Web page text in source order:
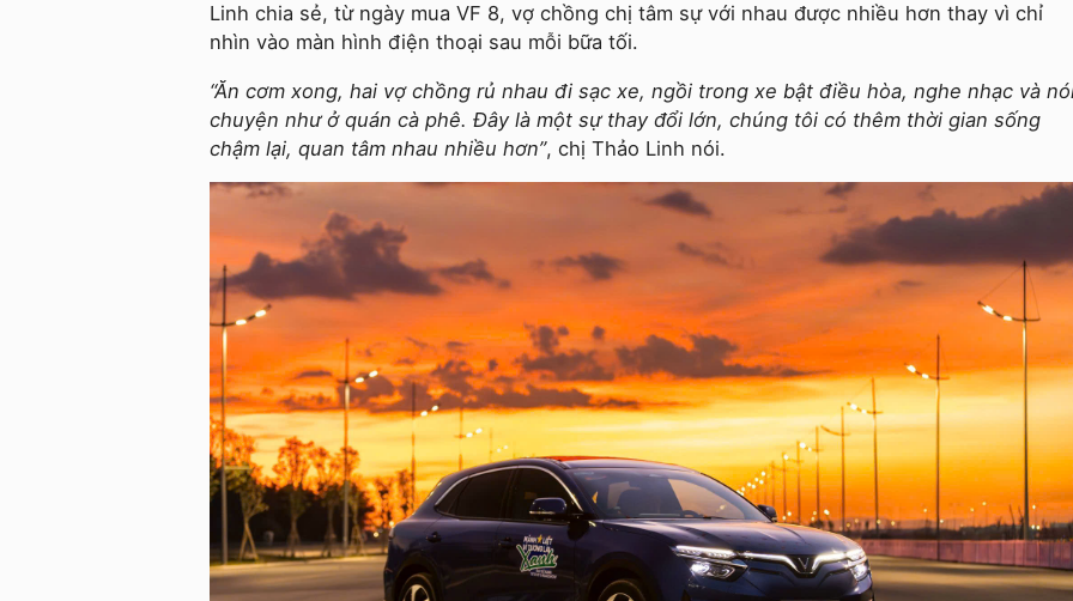
Linh chia sẻ, từ ngày mua VF 8, vợ chồng chị tâm sự với nhau được nhiều hơn thay vì chỉ
nhìn vào màn hình điện thoại sau mỗi bữa tối.
“Ăn cơm xong, hai vợ chồng rủ nhau đi sạc xe, ngồi trong xe bật điều hòa, nghe nhạc và
chuyện như ở quán cà phê. Đây là một sự thay đổi lớn, chúng tôi có thêm thời gian sống
chậm lại, quan tâm nhau nhiều hơn”, chị Thảo Linh nói.